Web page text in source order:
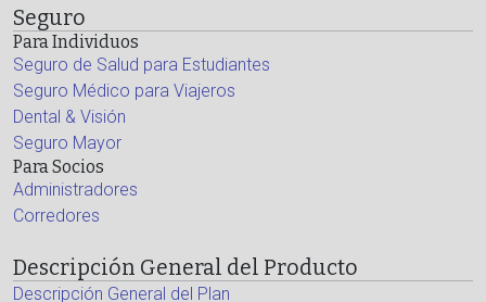
Seguro
Para Individuos
Seguro de Salud para Estudiantes
Seguro Médico para Viajeros
Dental & Visión
Seguro Mayor
Para Socios
Administradores
Corredores
Descripción General del Producto
Descripción General del Plan